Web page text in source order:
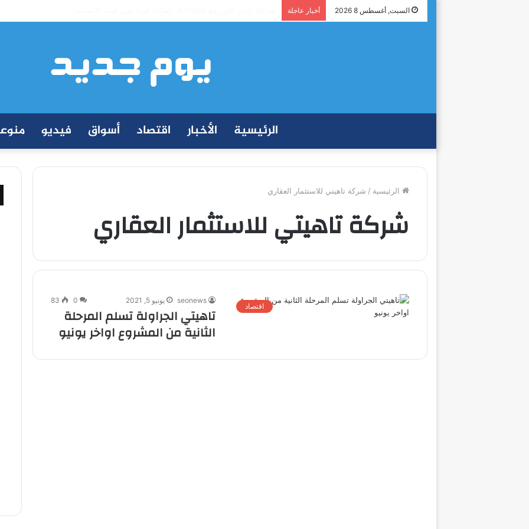
السبت, أغسطس 8 2026 أخبار عاجلة
الرئيسية الأخبار اقتصاد أسواق فيديو
الرئيسية / شركة تاهيتي للاستثمار العقاري
شركة تاهيتي للاستثمار العقاري
اقتصاد
seonews يونيو 5, 2021 0
83
تاهيتي الجراولة تسلم المرحلة
الثانية من المشروع اواخر يونيو